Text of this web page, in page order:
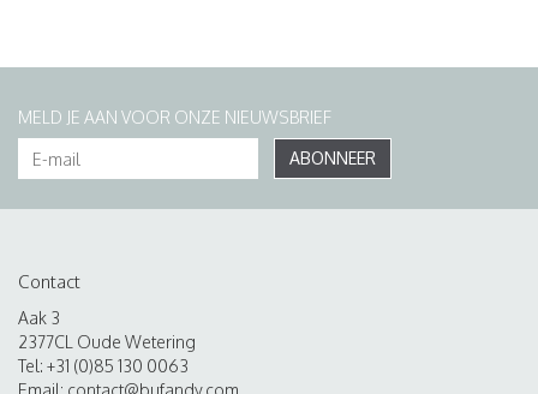
MELD JE AAN VOOR ONZE NIEUWSBRIEF
ABONNEER
Contact
Aak 3
2377CL Oude Wetering
Tel: +31 (0)85 130 0063
Email: contact@bufandy.com